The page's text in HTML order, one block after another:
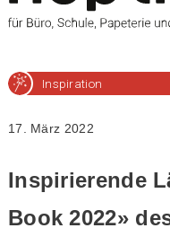
Inspiration
17. März 2022
Inspirierende
Book 2022»